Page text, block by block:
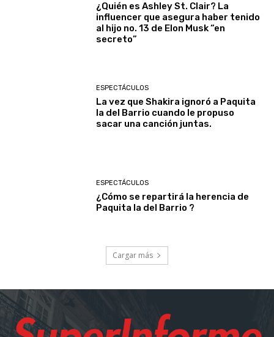
¿Quién es Ashley St. Clair? La
influencer que asegura haber tenido
al hijo no. 13 de Elon Musk “en
secreto”
ESPECTÁCULOS
La vez que Shakira ignoró a Paquita
la del Barrio cuando le propuso
sacar una canción juntas.
ESPECTÁCULOS
¿Cómo se repartirá la herencia de
Paquita la del Barrio ?
Cargar más